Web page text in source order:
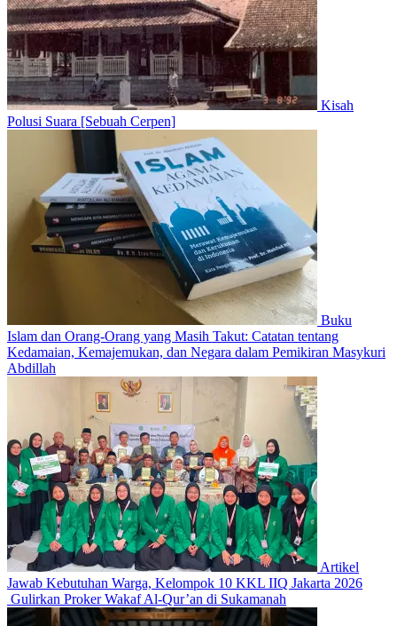
Kisah
Polusi Suara [Sebuah Cerpen]
Buku
Islam dan Orang-Orang yang Masih Takut: Catatan tentang
Kedamaian, Kemajemukan, dan Negara dalam Pemikiran Masykuri
Abdillah
Artikel
Jawab Kebutuhan Warga, Kelompok 10 KKL IIQ Jakarta 2026
Gulirkan Proker Wakaf Al-Qur’an di Sukamanah